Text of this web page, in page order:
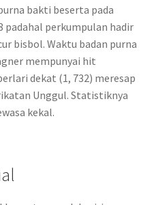
bakti beserta pada
padahal perkumpulan hadir
bisbol. Waktu badan purna
mempunyai hit
dekat (1, 732) meresap
Unggul. Statistiknya
kekal.